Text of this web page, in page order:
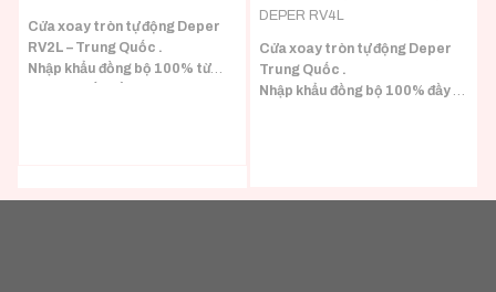
Cửa xoay tròn tự động Deper
RV2L – Trung Quốc .
Nhập khẩu đồng bộ 100% từ
DEPER RV4L
Cửa xoay tròn tự động Deper
Trung Quốc .
Nhập khẩu đồng bộ 100% đầy đủ